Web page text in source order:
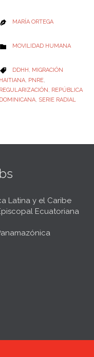
 MARÍA ORTEGA
 CATEGORY
MOVILIDAD HUMANA
 CATEGORY
DDHH , MIGRACIÓN
HAITIANA, PNRE,
REGULARIZACIÓN
REPÚBLICA
DOMINICANA, SERIE RADIAL
Latina y el Caribe
Ecuatoriana